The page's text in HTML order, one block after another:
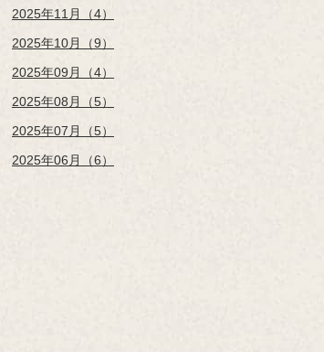
2025年11月（4）
2025年10月（9）
2025年09月（4）
2025年08月（5）
2025年07月（5）
2025年06月（6）